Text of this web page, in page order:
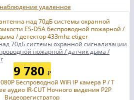
70дБ системы охранной сигнализации
пожарной / датчик дыма /
9 780 ₽